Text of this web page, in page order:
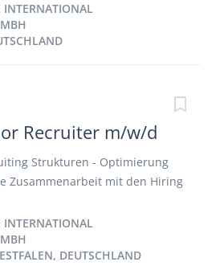
INTERNATIONAL
Recruiter m/w/d
Strukturen - Optimierung
Zusammenarbeit mit den Hiring
- Beratung der
Recruiting - Coaching
active Sourcing
INTERNATIONAL
DEUTSCHLAND